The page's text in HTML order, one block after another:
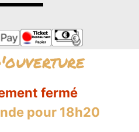
fermé
pour 18h20